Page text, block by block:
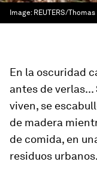
Image: REUTERS/Thomas
En la oscuridad
antes de
viven, se
de madera
de comida, en
residuos urbanos.